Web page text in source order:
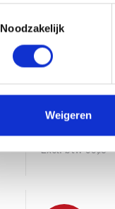
Noodzakelijk
Weigeren
Calculated
Pro Digitale
145,14
Excl. btw 99,13